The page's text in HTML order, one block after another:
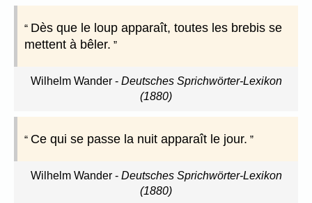
Dès que le loup apparaît, toutes les brebis se
mettent à bêler.
Wilhelm Wander- Deutsches Sprichwörter-Lexikon
(1880)
Ce qui se passe la nuit apparaît le jour.
Wilhelm Wander- Deutsches Sprichwörter-Lexikon
(1880)